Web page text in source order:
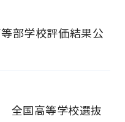
部学校評価結果公
全国高等学校選抜